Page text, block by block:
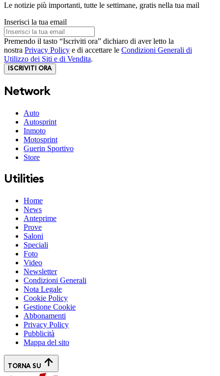
Le notizie più importanti, tutte le settimane, gratis nella tua mail
Inserisci la tua email
Premendo il tasto “Iscriviti ora” dichiaro di aver letto la
nostra Privacy Policy e di accettare le Condizioni Generali di
Utilizzo dei Siti e di Vendita.
ISCRIVITI ORA
Network
Auto
Autosprint
Inmoto
Motosprint
Guerin Sportivo
Store
Utilities
Home
News
Anteprime
Prove
Saloni
Speciali
Foto
Video
Newsletter
Condizioni Generali
Nota Legale
Cookie Policy
Gestione Cookie
Abbonamenti
Privacy Policy
Pubblicità
Mappa del sito
TORNA SU